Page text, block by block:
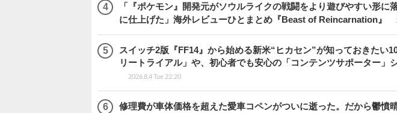
「『ポケモン』開発元がソウルライクの戦闘をより遊びやすい形に
に仕上げた」海外レビューひとまとめ『Beast of Reincarnation』
スイッチ2版『FF14』から始める新米“ヒカセン”が知っておきたい
リートライアル」や、初心者でも安心の「コンテンツサポーター」
2026.8.4 Tue 22:20
修理費が車体価格を超えた愛車コペンがついに逝った。だから鬱憤